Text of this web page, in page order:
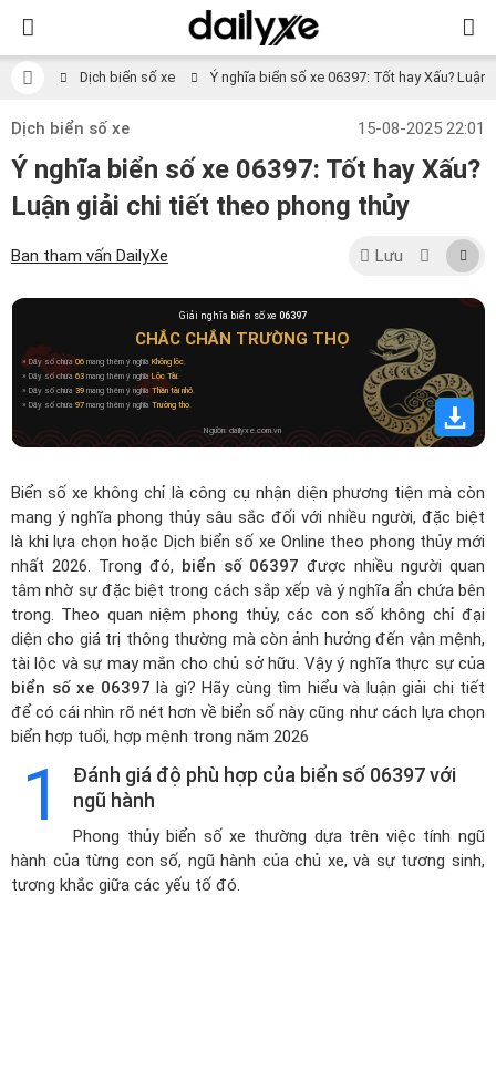
Dịch biển số xe Ý nghĩa biển số xe 06397: Tốt hay Xấu?
Dịch biển số xe 15-08-2025 22:01
Ý nghĩa biển số xe 06397: Tốt hay Xấu?
Luận giải chi tiết theo phong thủy
Ban tham vấn DailyXe Lưu
Giải nghĩa biển số xe 06397
CHẮC CHẮN TRƯỜNG THỌ
» Dãy số chứa06 mang thêm ý nghĩa Không lộc.
» Dãy số chứa 63 mang thêm ý nghĩaLộc Tài.
» Dãy số chứa 39 mang thêm ý nghĩaThần tài nhỏ.
» Dãy số chứa 97 mang thêm ý nghĩa Trường thọ.
Nguồn: dailyxe.com.vn
Biển số xe không chỉ là công cụ nhận diện phương tiện mà còn
mang ý nghĩa phong thủy sâu sắc đối với nhiều người, đặc biệt
là khi lựa chọn hoặcDịch biển số xe Online theo phong thủy mới
nhất 2026. Trong đó, biển số 06397 được nhiều người quan
tâm nhờ sự đặc biệt trong cách sắp xếp và ý nghĩa ẩn chứa bên
trong. Theo quan niệm phong thủy, các con số không chỉ đại
diện cho giá trị thông thường mà còn ảnh hưởng đến vận mệnh,
tài lộc và sự may mắn cho chủ sở hữu. Vậy ý nghĩa thực sự của
biển số xe 06397 là gì? Hãy cùng tìm hiểu và luận giải chi tiết
để có cái nhìn rõ nét hơn về biển số này cũng như cách lựa chọn
biển hợp tuổi, hợp mệnh trong năm 2026
1
Đánh giá độ phù hợp của biển số 06397 với
ngũ hành
Phong thủy biển số xe thường dựa trên việc tính ngũ
hành của từng con số, ngũ hành của chủ xe, và sự tương sinh,
tương khắc giữa các yếu tố đó.